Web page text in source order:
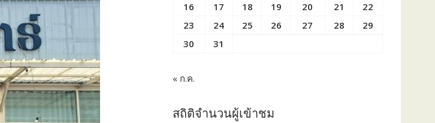
16
17 18 19 20 21
22
23
24 25 26 27 28
29
30
31
« ก.ค.
สถิติจำนวนผู้เข้าชม